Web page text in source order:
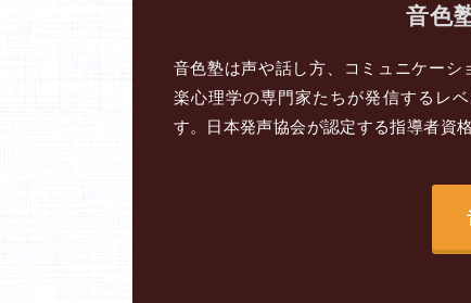
音色
音色塾は声や話し方、コミュニケー
楽心理学の専門家たちが発信するレ
す。日本発声協会が認定する指導者資